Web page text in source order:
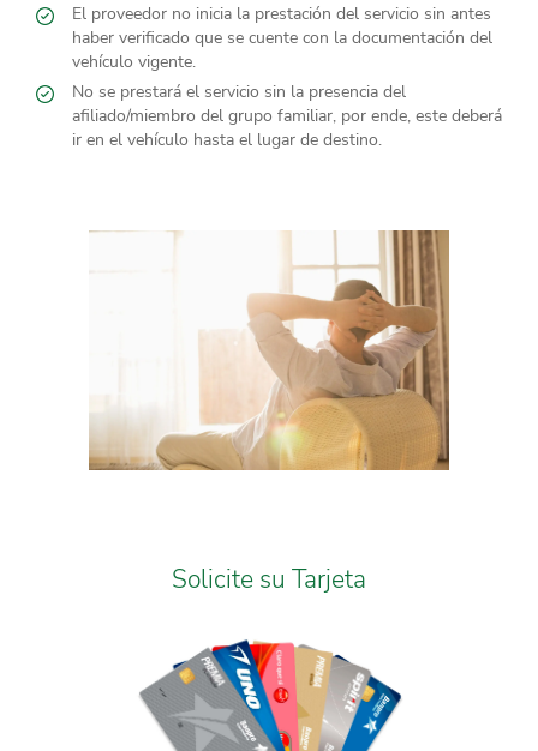
El proveedor no inicia la prestación del servicio sin antes
haber verificado que se cuente con la documentación del
vehículo vigente.
No se prestará el servicio sin la presencia del
afiliado/miembro del grupo familiar, por ende, este deberá
ir en el vehículo hasta el lugar de destino.
Solicite su Tarjeta